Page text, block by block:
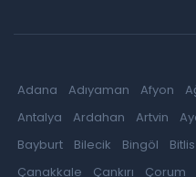
Adana Adıyaman Afyon
Antalya
Ardahan Artvin
Bayburt
Bilecik Bingöl Bitlis
Çanakkale
Çankırı Çorum